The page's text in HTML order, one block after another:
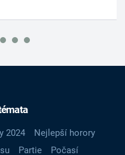
2024
Nejlepší horory
Partie
Počasí